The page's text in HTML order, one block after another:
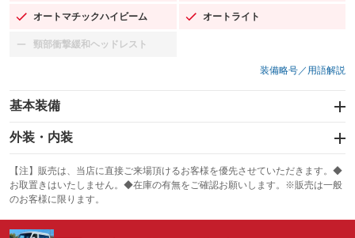
オートマチックハイビーム
：装備あり オートライト
：装備あり
頸部衝撃緩和ヘッドレスト
：装備なし
装備略号／用語解説
基本装備
エアバッグ：運転席/助手席
：装備あり
：装備なし
サンルーフ
：装備なし ABS
エアコン
：装備あり Wエアコン
：装備なし
外装・内装
カーナビ
：装備なし
TV
：装備なし
オーディオ
【注】販売は、当店に直接ご来場頂けるお客様を優先させていただきます。◆
お取置きはいたしません。◆在庫の有無をご確認お願いします。※販売は一般
のお客様に限ります。